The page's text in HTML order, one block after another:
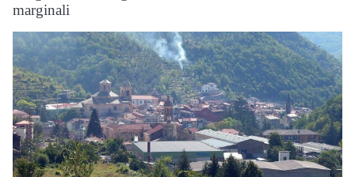
marginali